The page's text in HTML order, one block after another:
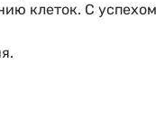
клеток. С